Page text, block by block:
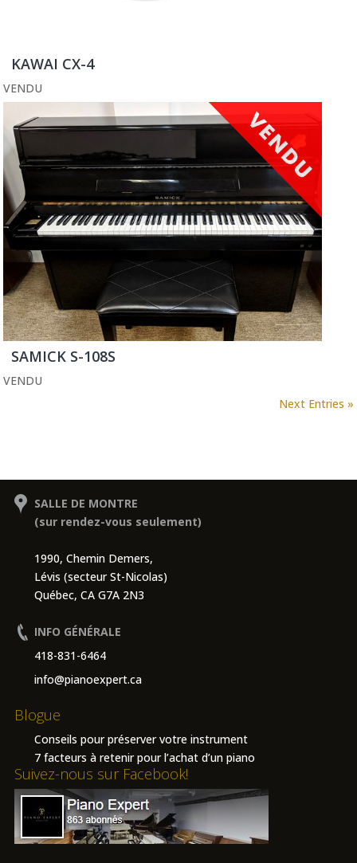
KAWAI CX-4
VENDU
SAMICK S-108S
VENDU
Next Entries »
SALLE DE MONTRE
(sur rendez-vous seulement)
1990, Chemin Demers,
Lévis (secteur St-Nicolas)
Québec, CA G7A 2N3
INFO GÉNÉRALE
418-831-6464
info@pianoexpert.ca
Blogue
Conseils pour préserver votre instrument
7 facteurs à retenir pour l’achat d’un piano
Suivez-nous sur Facebook!